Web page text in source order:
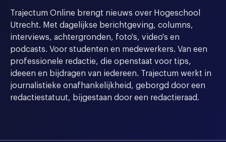
Trajectum Online brengt nieuws over Hogeschool
Utrecht. Met dagelijkse berichtgeving, columns,
interviews, achtergronden, foto's, video's en
podcasts. Voor studenten en medewerkers. Van een
professionele redactie, die openstaat voor tips,
ideeen en bijdragen van iedereen. Trajectum werkt in
journalistieke onafhankelijkheid, geborgd door een
redactiestatuut, bijgestaan door een redactieraad.